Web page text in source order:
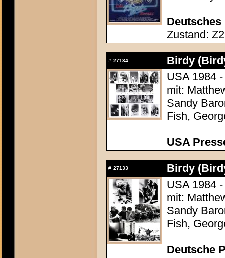
Deutsches
Zustand:
# 27134
Birdy
USA 1984
mit:
Sandy
Fish,
USA
# 27133
Birdy
USA 1984
mit:
Sandy
Fish,
Deutsche